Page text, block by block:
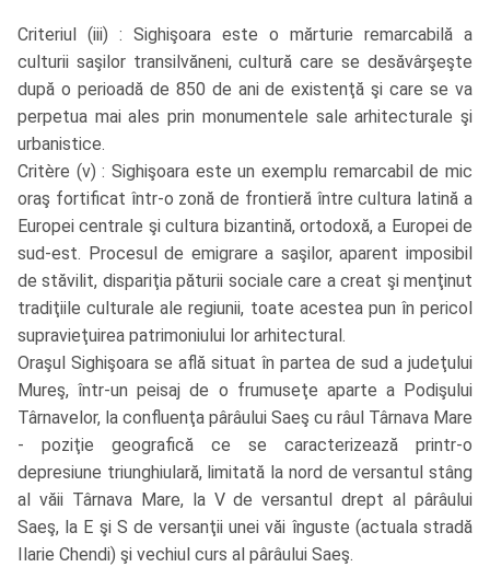
Criteriul (iii) : Sighişoara este o mărturie remarcabilă a
culturii saşilor transilvăneni, cultură care se desăvârşeşte
după o perioadă de 850 de ani de existenţă şi care se va
perpetua mai ales prin monumentele sale arhitecturale şi
urbanistice.
Critère (v) : Sighişoara este un exemplu remarcabil de mic
oraş fortificat într-o zonă de frontieră între cultura latină a
Europei centrale şi cultura bizantină, ortodoxă, a Europei de
sud-est. Procesul de emigrare a saşilor, aparent imposibil
de stăvilit, dispariţia păturii sociale care a creat şi menţinut
tradiţiile culturale ale regiunii, toate acestea pun în pericol
supravieţuirea patrimoniului lor arhitectural.
Oraşul Sighişoara se află situat în partea de sud a judeţului
Mureş, într-un peisaj de o frumuseţe aparte a Podişului
Târnavelor, la confluenţa pârâului Saeş cu râul Târnava Mare
- poziţie geografică ce se caracterizează printr-o
depresiune triunghiulară, limitată la nord de versantul stâng
al văii Târnava Mare, la V de versantul drept al pârâului
Saeş, la E şi S de versanţii unei văi înguste (actuala stradă
Ilarie Chendi) şi vechiul curs al pârâului Saeş.